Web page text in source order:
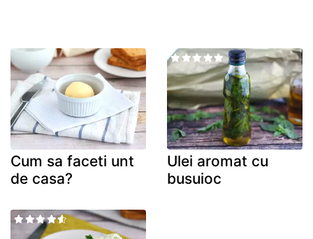
Cum sa faceti unt
de casa?
Ulei aromat cu
busuioc